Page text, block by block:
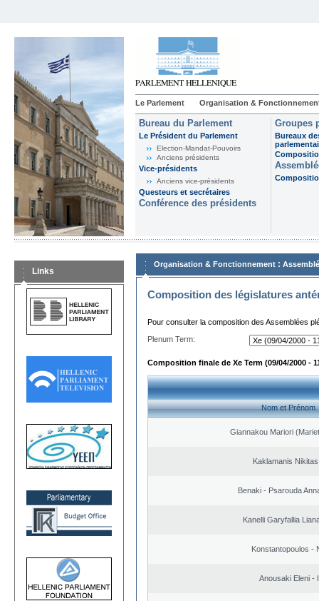
Le Parlement Organisation &
Bureau du Parlement
Le Président du Parlement
Election-Mandat-Pouvoirs
Anciens présidents
Vice-présidents
Anciens vice-présidents
Questeurs et secrétaires
Conférence des présidents
Groupes
Bureaux
Links
Organisation & Fonctionnement :
Composition des législatures
Pour consulter la composition des Assemblées
Plenum Term:
Composition finale de Xe Term (09/04/2000 -
Nom et Prénom
Giannakou Mariori
Kaklamanis
Benaki - Psarouda
Kanelli Garyfallia
Konstantopoulos -
Anousaki Eleni -